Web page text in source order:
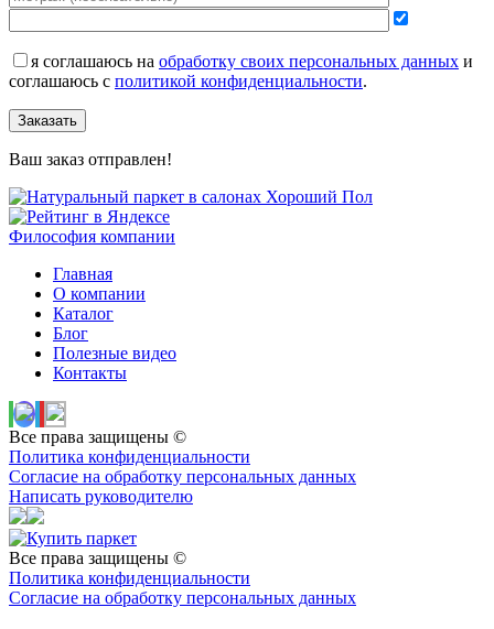
я соглашаюсь на обработку своих персональных данных и
соглашаюсь с политикой конфиденциальности.
Заказать
Ваш заказ отправлен!
Философия компании
Главная
О компании
Каталог
Блог
Полезные видео
Контакты
Все права защищены ©
Политика конфиденциальности
Согласие на обработку персональных данных
Написать руководителю
Все права защищены ©
Политика конфиденциальности
Согласие на обработку персональных данных